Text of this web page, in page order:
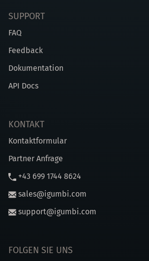
SUPPORT
FAQ
Feedback
Dokumentation
API Docs
KONTAKT
Kontaktformular
Partner Anfrage
+43 699 1744 8624
sales@igumbi.com
support@igumbi.com
FOLGEN SIE UNS